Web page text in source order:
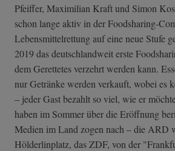
Pfeiffer, Maximilian Kraft und Simon
schon lange aktiv in der Foodsharing-
Lebensmittelrettung auf eine neue Stufe
2019 das deutschlandweit erste
dem Gerettetes verzehrt werden kann.
nur Getränke werden verkauft, wobei es
– jeder Gast bezahlt so viel, wie er
haben im Sommer über die Eröffnung
Medien im Land zogen nach – die ARD
Hölderlinplatz, das ZDF, von der